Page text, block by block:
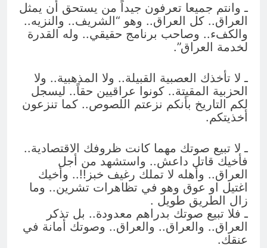
ـ وانتم جميعا تعرفون جيداً من يستحق أن يمثل
العراق.. كل العراق.. وهو “الشريف.. والنزيه..
والكفء.. وصاحب برنامج حقيقي.. وله القدرة
لخدمة العراق”.
ـ لا تأخذك العصبية القبيلة.. ولا المذهبية.. ولا
الحزبية المقيتة.. كونوا عراقيين حقاً.. ليسجل
لكم التاريخ بأنكم نزعتم اللصوص.. كما تنزعون
أخذيتكم.
ـ لا تبيع صوتك مهما كانت ظروفك الاقتصادية..
فأخيك قاتل داعش.. واستشهد من أجل
العراق.. وأهله لا تملك رغيف خبز!!.. وأخيك
اغتيل او عوق وهو في تظاهرات تشرين.. وما
زال الطريق طويل .
ـ فلا تبيع صوتك بدراهم معدودة.. بل تذكر
العراق.. والعراق.. والعراق.. وصوتك أمانة في
عنقك.